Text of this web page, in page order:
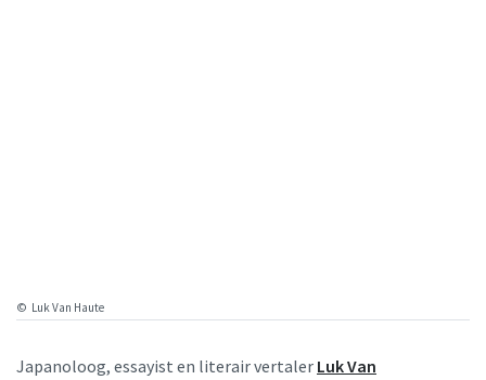
Luk Van Haute
Japanoloog, essayist en literair vertaler Luk Van